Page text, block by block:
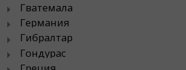
Гватемала
Германия
Гибралтар
Гондурас